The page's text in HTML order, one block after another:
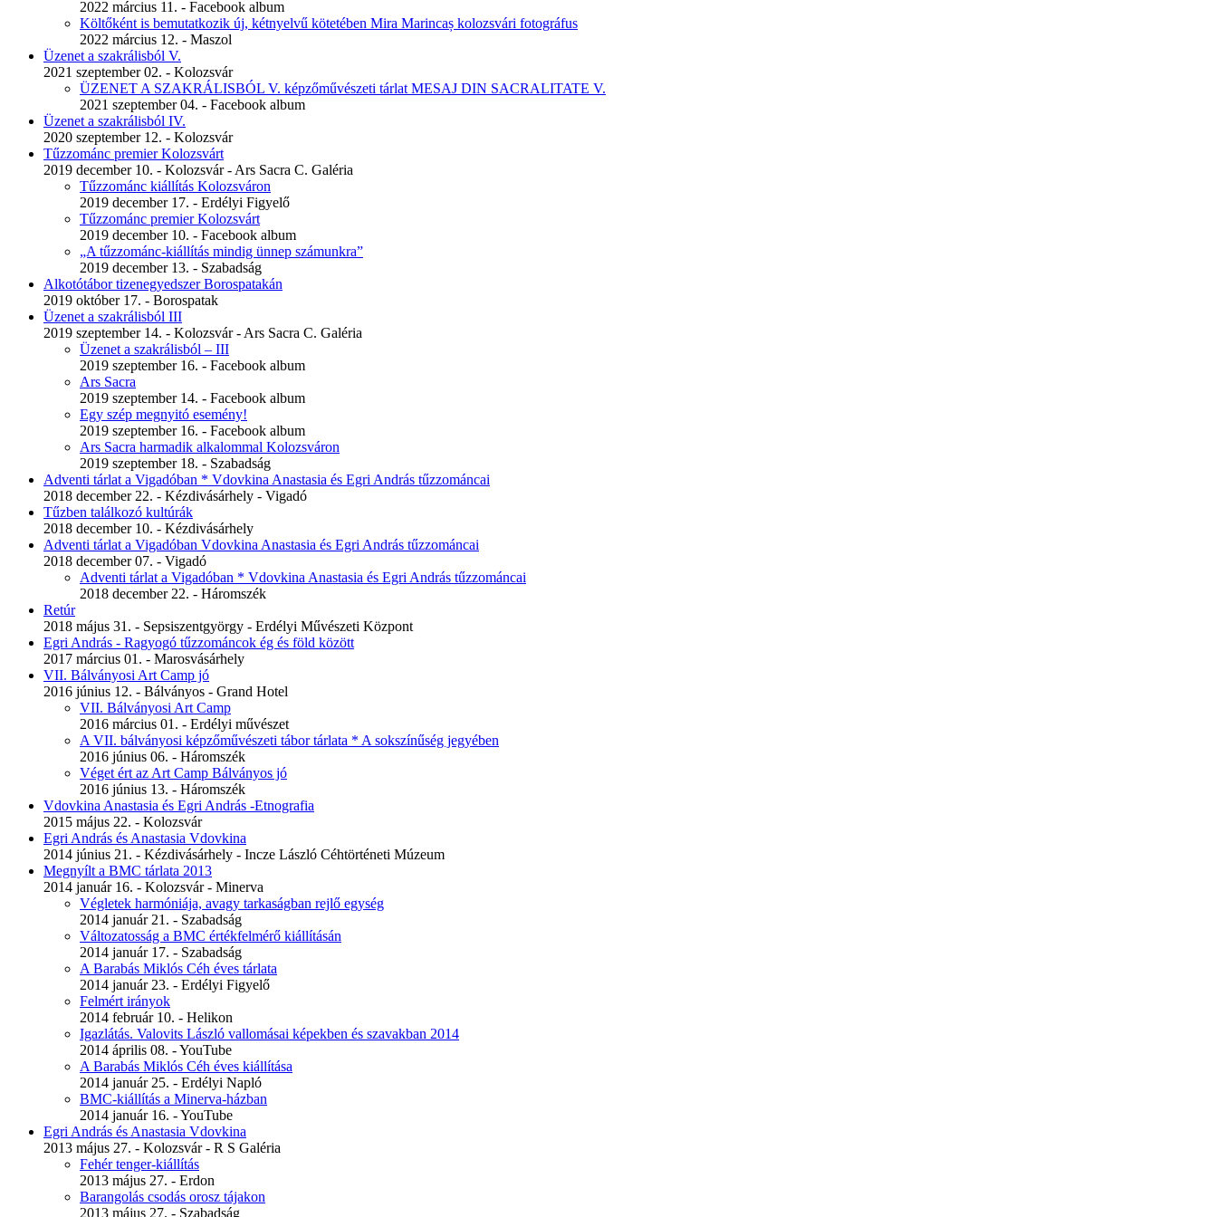
2022 március 11. - Facebook album
Költőként is bemutatkozik új, kétnyelvű kötetében Mira Marincaș kolozsvári fotográfus
2022 március 12. - Maszol
Üzenet a szakrálisból V.
2021 szeptember 02. - Kolozsvár
ÜZENET A SZAKRÁLISBÓL V. képzőművészeti tárlat MESAJ DIN SACRALITATE V.
2021 szeptember 04. - Facebook album
Üzenet a szakrálisból IV.
2020 szeptember 12. - Kolozsvár
Tűzzománc premier Kolozsvárt
2019 december 10. - Kolozsvár - Ars Sacra C. Galéria
Tűzzománc kiállítás Kolozsváron
2019 december 17. - Erdélyi Figyelő
Tűzzománc premier Kolozsvárt
2019 december 10. - Facebook album
„A tűzzománc-kiállítás mindig ünnep számunkra”
2019 december 13. - Szabadság
Alkotótábor tizenegyedszer Borospatakán
2019 október 17. - Borospatak
Üzenet a szakrálisból III
2019 szeptember 14. - Kolozsvár - Ars Sacra C. Galéria
Üzenet a szakrálisból – III
2019 szeptember 16. - Facebook album
Ars Sacra
2019 szeptember 14. - Facebook album
Egy szép megnyitó esemény!
2019 szeptember 16. - Facebook album
Ars Sacra harmadik alkalommal Kolozsváron
2019 szeptember 18. - Szabadság
Adventi tárlat a Vigadóban * Vdovkina Anastasia és Egri András tűzzománcai
2018 december 22. - Kézdivásárhely - Vigadó
Tűzben találkozó kultúrák
2018 december 10. - Kézdivásárhely
Adventi tárlat a Vigadóban Vdovkina Anastasia és Egri András tűzzománcai
2018 december 07. - Vigadó
Adventi tárlat a Vigadóban * Vdovkina Anastasia és Egri András tűzzománcai
2018 december 22. - Háromszék
Retúr
2018 május 31. - Sepsiszentgyörgy - Erdélyi Művészeti Központ
Egri András - Ragyogó tűzzománcok ég és föld között
2017 március 01. - Marosvásárhely
VII. Bálványosi Art Camp jó
2016 június 12. - Bálványos - Grand Hotel
VII. Bálványosi Art Camp
2016 március 01. - Erdélyi művészet
A VII. bálványosi képzőművészeti tábor tárlata * A sokszínűség jegyében
2016 június 06. - Háromszék
Véget ért az Art Camp Bálványos jó
2016 június 13. - Háromszék
Vdovkina Anastasia és Egri András -Etnografia
2015 május 22. - Kolozsvár
Egri András és Anastasia Vdovkina
2014 június 21. - Kézdivásárhely - Incze László Céhtörténeti Múzeum
Megnyílt a BMC tárlata 2013
2014 január 16. - Kolozsvár - Minerva
Végletek harmóniája, avagy tarkaságban rejlő egység
2014 január 21. - Szabadság
Változatosság a BMC értékfelmérő kiállításán
2014 január 17. - Szabadság
A Barabás Miklós Céh éves tárlata
2014 január 23. - Erdélyi Figyelő
Felmért irányok
2014 február 10. - Helikon
Igazlátás. Valovits László vallomásai képekben és szavakban 2014
2014 április 08. - YouTube
A Barabás Miklós Céh éves kiállítása
2014 január 25. - Erdélyi Napló
BMC-kiállítás a Minerva-házban
2014 január 16. - YouTube
Egri András és Anastasia Vdovkina
2013 május 27. - Kolozsvár - R S Galéria
Fehér tenger-kiállítás
2013 május 27. - Erdon
Barangolás csodás orosz tájakon
2013 május 27. - Szabadság